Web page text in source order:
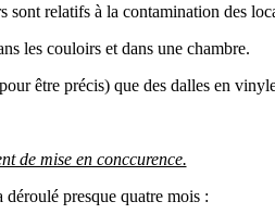
sont relatifs à la contamination des
les couloirs et dans une chambre.
être précis) que des dalles en
de mise en conccurence.
déroulé presque quatre mois :